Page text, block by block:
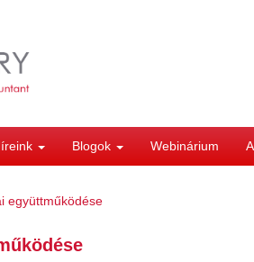
Blogok Webinárium
együttműködése